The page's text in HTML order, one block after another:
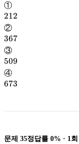
①
212
212
②
367
367
③
509
509
④
673
673
문제 35정답률 0% · 1 회